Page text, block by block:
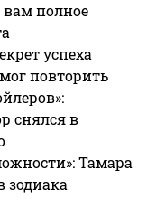
вам полное
успеха
повторить
снялся в
Тамара
зодиака